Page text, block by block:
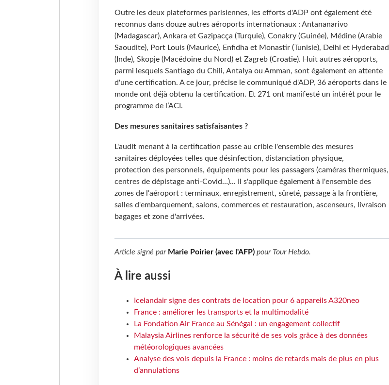
Outre les deux plateformes parisiennes, les efforts d'ADP ont également été
reconnus dans douze autres aéroports internationaux : Antananarivo
(Madagascar), Ankara et Gazipacça (Turquie), Conakry (Guinée), Médine (Arabie
Saoudite), Port Louis (Maurice), Enfidha et Monastir (Tunisie), Delhi et Hyderabad
(Inde), Skopje (Macédoine du Nord) et Zagreb (Croatie). Huit autres aéroports,
parmi lesquels Santiago du Chili, Antalya ou Amman, sont également en attente
d'une certification. A ce jour, précise le communiqué d'ADP, 36 aéroports dans le
monde ont déjà obtenu la certification. Et 271 ont manifesté un intérêt pour le
programme de l’ACI.
Des mesures sanitaires satisfaisantes ?
L'audit menant à la certification passe au crible l'ensemble des mesures
sanitaires déployées telles que désinfection, distanciation physique,
protection des personnels, équipements pour les passagers (caméras thermiques,
centres de dépistage anti-Covid…)... Il s'applique également à l'ensemble des
zones de l'aéroport : terminaux, enregistrement, sûreté, passage à la frontière,
salles d'embarquement, salons, commerces et restauration, ascenseurs, livraison
bagages et zone d'arrivées.
Article signé par Marie Poirier (avec l'AFP)pour Tour Hebdo.
À lire aussi
Icelandair signe des contrats de location pour 6 appareils A320neo
France : améliorer les transports et la multimodalité
La Fondation Air France au Sénégal : un engagement collectif
Malaysia Airlines renforce la sécurité de ses vols grâce à des données
météorologiques avancées
Analyse des vols depuis la France : moins de retards mais de plus en plus
d’annulations